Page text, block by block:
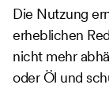
Die Nutzung
erheblichen
nicht mehr
oder Öl und